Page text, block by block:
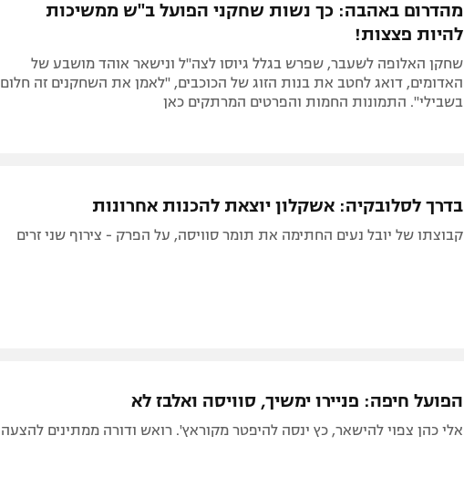
מהדרום באהבה: כך נשות שחקני הפועל ב"ש ממשיכות
להיות פצצות!
שחקן האלופה לשעבר, שפרש בגלל גיוסו לצה"ל ונישאר אוהד מושבע של
האדומים, דואג לחטב את בנות הזוג של הכוכבים, "לאמן את השחקנים זה חלום
בשבילי". התמונות החמות והפרטים המרתקים כאן
בדרך לסלובקיה: אשקלון יוצאת להכנות אחרונות
קבוצתו של יובל נעים החתימה את תומר סוויסה, על הפרק - צירוף שני זרים
הפועל חיפה: פניירו ימשיך, סוויסה ואלבז לא
אלי כהן צפוי להישאר, כץ ינסה להיפטר מקוראץ'. רואש ודורה ממתינים להצעה